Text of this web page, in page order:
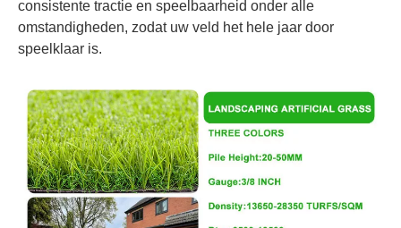
consistente tractie en speelbaarheid onder alle
omstandigheden, zodat uw veld het hele jaar door
speelklaar is.